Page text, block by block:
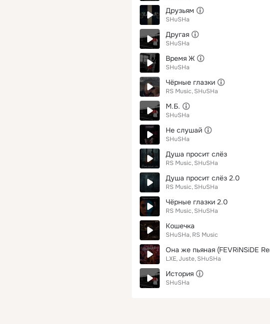
Друзьям
SHuSHa
Другая
SHuSHa
Время Ж
SHuSHa
Чёрные глазки
RS Music SHuSHa
М.Б.
SHuSHa
Не слушай
SHuSHa
Душа просит слёз
RS Music SHuSHa
Душа просит слёз 2.0
RS Music SHuSHa
Чёрные глазки 2.0
RS Music SHuSHa
Кошечка
SHuSHa RS Music
Она же пьяная (FEVRiNSiDE
LXE Juste SHuSHa
История
SHuSHa